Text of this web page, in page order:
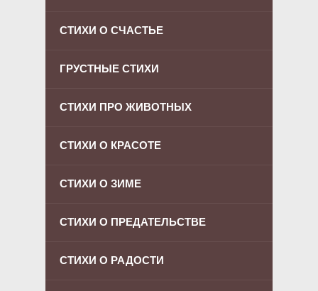
СТИХИ О СЧАСТЬЕ
ГРУСТНЫЕ СТИХИ
СТИХИ ПРО ЖИВОТНЫХ
СТИХИ О КРАСОТЕ
СТИХИ О ЗИМЕ
СТИХИ О ПРЕДАТЕЛЬСТВЕ
СТИХИ О РАДОСТИ